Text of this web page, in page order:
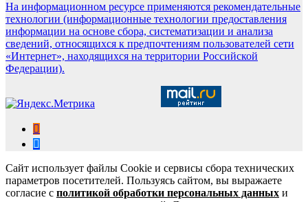
На информационном ресурсе применяются рекомендательные
технологии (информационные технологии предоставления
информации на основе сбора, систематизации и анализа
сведений, относящихся к предпочтениям пользователей сети
«Интернет», находящихся на территории Российской
Федерации).
Сайт использует файлы Cookie и сервисы сбора технических
параметров посетителей. Пользуясь сайтом, вы выражаете
согласие с политикой обработки персональных данных и